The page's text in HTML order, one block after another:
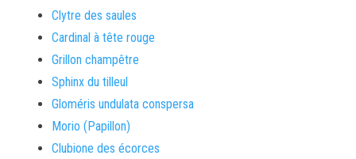
Clytre des saules
Cardinal à tête rouge
Grillon champêtre
Sphinx du tilleul
Gloméris undulata conspersa
Morio (Papillon)
Clubione des écorces